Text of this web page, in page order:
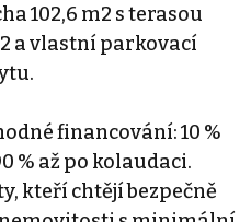
102,6 m2 s terasou
a vlastní parkovací
financování: 10 %
% až po kolaudaci.
kteří chtějí bezpečně